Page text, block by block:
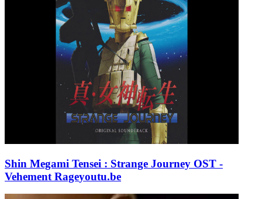
Shin Megami Tensei : Strange Journey OST -
Vehement Rageyoutu.be